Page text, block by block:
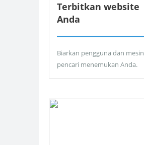
Terbitkan website
Anda
Biarkan pengguna dan mesin
pencari menemukan Anda.